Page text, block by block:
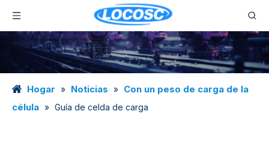
Hogar » Noticias » Con un peso de carga de la
célula » Guía de celda de carga